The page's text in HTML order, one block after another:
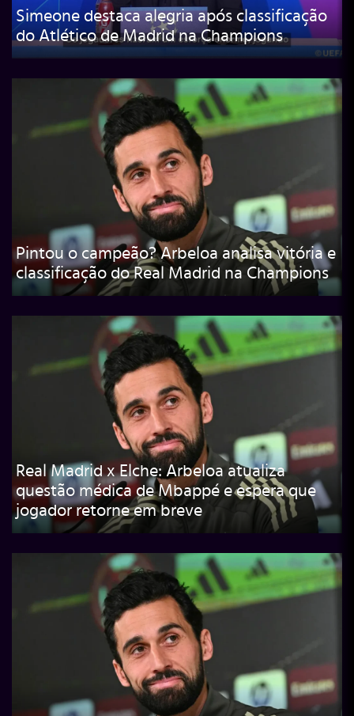
Simeone destaca alegria após classificação
do Atlético de Madrid na Champions
Pintou o campeão? Arbeloa analisa vitória e
classificação do Real Madrid na Champions
Real Madrid x Elche: Arbeloa atualiza
questão médica de Mbappé e espera que
jogador retorne em breve